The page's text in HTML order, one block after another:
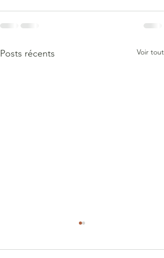
Posts récents Voir tout